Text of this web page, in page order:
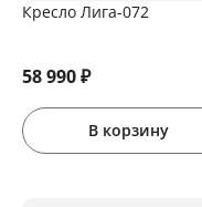
Кресло Лига-072
58 990₽
В корзину